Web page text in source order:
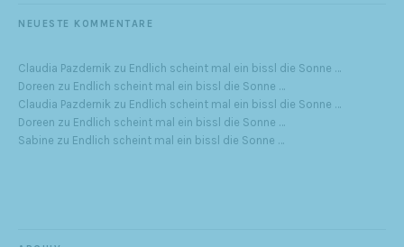
NEUESTE KOMMENTARE
Claudia Pazdernik zu Endlich scheint mal ein bissl die Sonne …
Doreen zu Endlich scheint mal ein bissl die Sonne …
Claudia Pazdernik zu Endlich scheint mal ein bissl die Sonne …
Doreen zu Endlich scheint mal ein bissl die Sonne …
Sabine zu Endlich scheint mal ein bissl die Sonne …